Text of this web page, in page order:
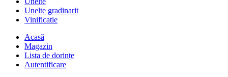
Unelte gradinarit
Vinificatie
Acasă
Magazin
Lista de dorințe
Autentificare